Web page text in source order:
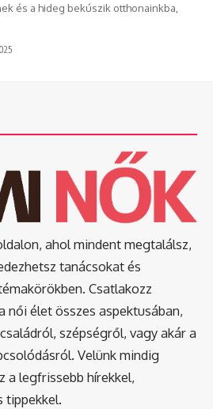
és a hideg bekúszik otthonainkba,
ahol mindent megtalálsz,
tanácsokat és
Csatlakozz
női élet összes aspektusában,
szépségről, vagy akár a
Velünk mindig
a legfrissebb hírekkel,
tippekkel.